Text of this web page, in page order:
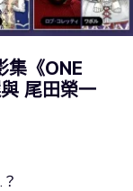
《ONE
尾田榮一